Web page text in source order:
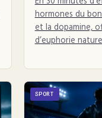
hormones du
et la dopamine,
d’euphorie
SPORT